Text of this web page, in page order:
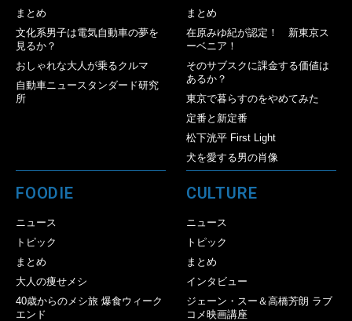
まとめ
文化系男子は電気自動車の夢を
見るか？
おしゃれな大人が乗るクルマ
自動車ニュースタンダード研究
所
まとめ
在原みゆ紀が認定！ 新東京ス
ーベニア！
そのサブスクに課金する価値は
あるか？
東京で暮らすのをやめてみた
定番と新定番
松下洸平 First Light
犬を愛する男の肖像
FOODIE
ニュース
トピック
まとめ
大人の痩せメシ
40歳からのメシ旅 爆食ウィーク
エンド
CULTURE
ニュース
トピック
まとめ
インタビュー
ジェーン・スー＆高橋芳朗 ラブ
コメ映画講座